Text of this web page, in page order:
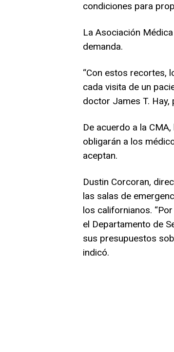
condiciones para
La Asociación
demanda.
“Con estos recortes,
cada visita de un
doctor James T. Hay,
De acuerdo a la
obligarán a los
aceptan.
Dustin Corcoran,
las salas de
los californianos.
el Departamento de
sus presupuestos
indicó.